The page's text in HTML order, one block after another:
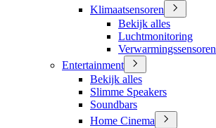
Klimaatsensoren
Bekijk alles
Luchtmonitoring
Verwarmingssensoren
Entertainment
Bekijk alles
Slimme Speakers
Soundbars
Home Cinema